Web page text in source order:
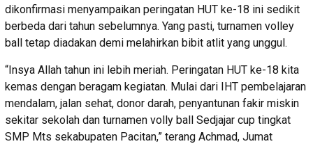
dikonfirmasi menyampaikan peringatan HUT ke-18 ini sedikit
berbeda dari tahun sebelumnya. Yang pasti, turnamen volley
ball tetap diadakan demi melahirkan bibit atlit yang unggul.
“Insya Allah tahun ini lebih meriah. Peringatan HUT ke-18 kita
kemas dengan beragam kegiatan. Mulai dari IHT pembelajaran
mendalam, jalan sehat, donor darah, penyantunan fakir miskin
sekitar sekolah dan turnamen volly ball Sedjajar cup tingkat
SMP Mts sekabupaten Pacitan,” terang Achmad, Jumat